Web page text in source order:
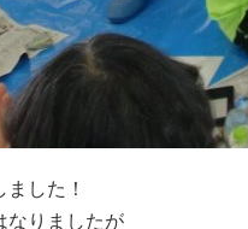
した！
なりましたが